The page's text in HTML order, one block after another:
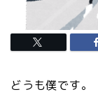
どうも僕です。